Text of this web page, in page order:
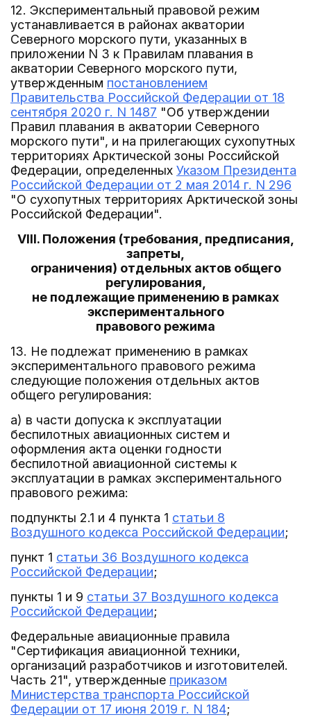
12. Экспериментальный правовой режим
устанавливается в районах акватории
Северного морского пути, указанных в
приложении N 3 к Правилам плавания в
акватории Северного морского пути,
утвержденным постановлением
Правительства Российской Федерации от 18
сентября 2020 г. N 1487 "Об утверждении
Правил плавания в акватории Северного
морского пути", и на прилегающих сухопутных
территориях Арктической зоны Российской
Федерации, определенных Указом Президента
Российской Федерации от 2 мая 2014 г. N 296
"О сухопутных территориях Арктической зоны
Российской Федерации".
VIII. Положения (требования, предписания,
запреты,
ограничения) отдельных актов общего
регулирования,
не подлежащие применению в рамках
экспериментального
правового режима
13. Не подлежат применению в рамках
экспериментального правового режима
следующие положения отдельных актов
общего регулирования:
а) в части допуска к эксплуатации
беспилотных авиационных систем и
оформления акта оценки годности
беспилотной авиационной системы к
эксплуатации в рамках экспериментального
правового режима:
подпункты 2.1 и 4 пункта 1 статьи 8
Воздушного кодекса Российской Федерации;
пункт 1 статьи 36 Воздушного кодекса
Российской Федерации;
пункты 1 и 9 статьи 37 Воздушного кодекса
Российской Федерации;
Федеральные авиационные правила
"Сертификация авиационной техники,
организаций разработчиков и изготовителей.
Часть 21", утвержденные приказом
Министерства транспорта Российской
Федерации от 17 июня 2019 г. N 184;